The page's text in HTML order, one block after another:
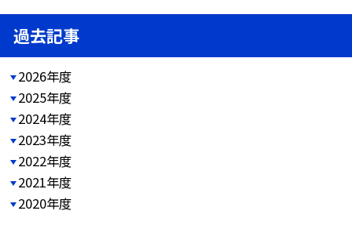
過去記事
2026年度
2025年度
2024年度
2023年度
2022年度
2021年度
2020年度